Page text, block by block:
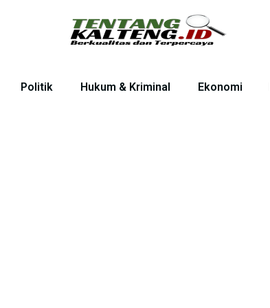
Politik Hukum & Kriminal Ekonomi